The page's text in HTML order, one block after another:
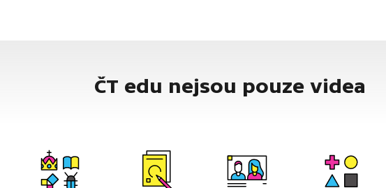
ČT edu nejsou pouze videa